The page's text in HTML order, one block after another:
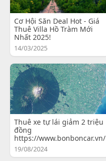
Cơ Hội Săn Deal Hot - Giá
Thuê Villa Hồ Tràm Mới
Nhất 2025!
14/03/2025
Thuê xe tự lái giảm 2 triệu
đồng
https://www.bonboncar.vn/
19/08/2024